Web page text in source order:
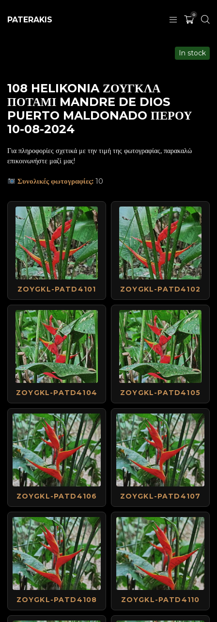
PATERAKIS
0
108 HELIKONIA ΖΟΥΓΚΛΑ
ΠΟΤΑΜΙ MANDRE DE DIOS
PUERTO MALDONADO ΠΕΡΟΥ
10-08-2024
In stock
Για πληροφορίες σχετικά με την τιμή της φωτογραφίας, παρακαλώ
επικοινωνήστε μαζί μας!
Συνολικές φωτογραφίες: 10
ZOYGKL-PATD4101 ZOYGKL-PATD4102
ZOYGKL-PATD4104 ZOYGKL-PATD4105
ZOYGKL-PATD4106 ZOYGKL-PATD4107
ZOYGKL-PATD4108 ZOYGKL-PATD4110